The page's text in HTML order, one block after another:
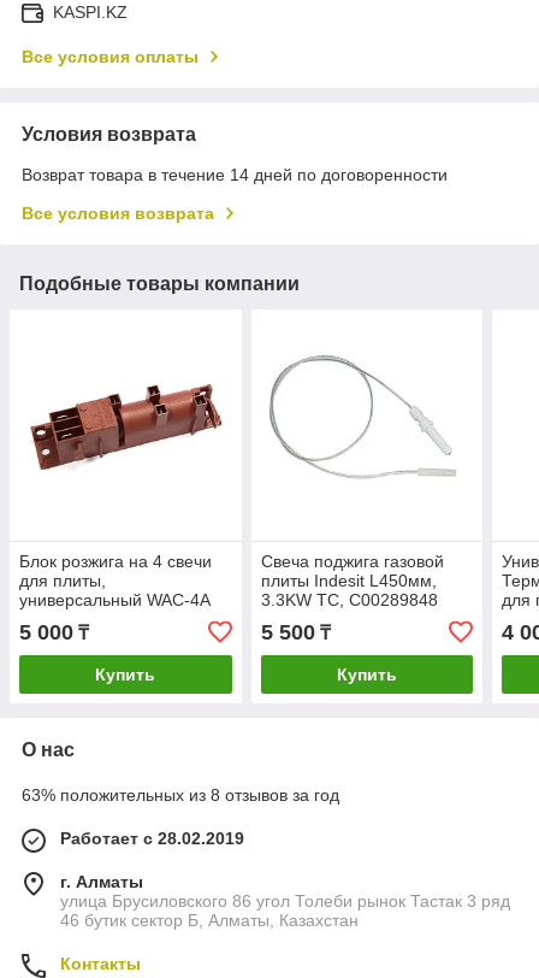
KASPI.KZ
Все условия оплаты
Условия возврата
Возврат товара в течение 14 дней по договоренности
Все условия возврата
Подобные товары компании
Блок розжига на 4 свечи
для плиты,
универсальный WAC-4A
5 000 ₸
Купить
Свеча поджига газовой
плиты Indesit L450мм,
3.3KW TC, C00289848
5 500₸
Купить
для
4
О нас
63% положительных из 8 отзывов за год
Работает с 28.02.2019
г. Алматы
улица Брусиловского 86 угол Толеби рынок Тастак 3 ряд
46 бутик сектор Б, Алматы, Казахстан
Контакты